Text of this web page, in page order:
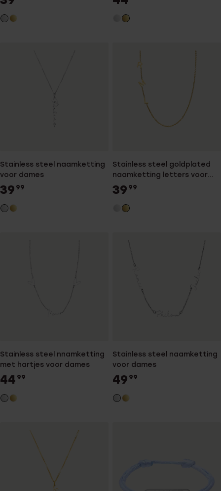
Stainless steel naamketting
voor dames
39 99
Stainless steel goldplated
naamketting letters voor
dames
39 99
Stainless steel nnamketting
met hartjes voor dames
44 99
Stainless steel naamketting
voor dames
49 99